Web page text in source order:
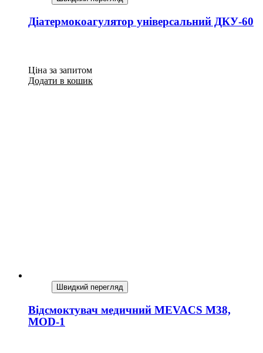
Діатермокоагулятор універсальний ДКУ-60
Ціна за запитом
Додати в кошик
Швидкий перегляд
Відсмоктувач медичний MEVACS M38,
MOD-1